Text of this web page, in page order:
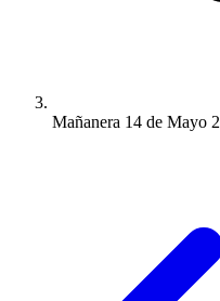
Mañanera 14 de Mayo